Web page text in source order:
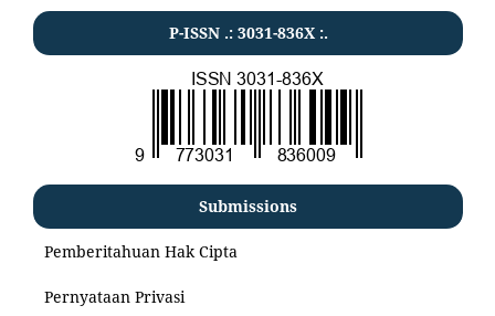
P-ISSN .: 3031-836X:.
Submissions
Pemberitahuan Hak Cipta
Pernyataan Privasi